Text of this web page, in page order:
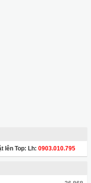
lên Top: Lh: 0903.010.795